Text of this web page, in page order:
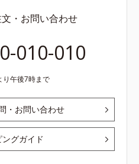
・お問い合わせ
010-010
り午後7時まで
・お問い合わせ
グガイド